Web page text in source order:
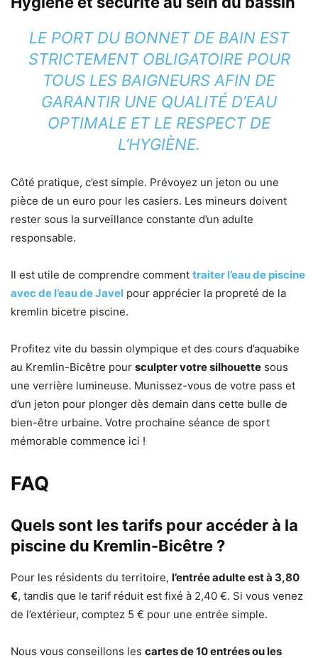
LE PORT DU BONNET DE BAIN EST
STRICTEMENT OBLIGATOIRE POUR
TOUS LES BAIGNEURS AFIN DE
GARANTIR UNE QUALITÉ D’EAU
OPTIMALE ET LE RESPECT DE
L’HYGIÈNE.
Côté pratique, c’est simple. Prévoyez un jeton ou une
pièce de un euro pour les casiers. Les mineurs doivent
rester sous la surveillance constante d’un adulte
responsable.
Il est utile de comprendre comment traiter l’eau de piscine
avec de l’eau de Javel pour apprécier la propreté de la
kremlin bicetre piscine.
Profitez vite du bassin olympique et des cours d’aquabike
au Kremlin-Bicêtre pour sculpter votre silhouette sous
une verrière lumineuse. Munissez-vous de votre pass et
d’un jeton pour plonger dès demain dans cette bulle de
bien-être urbaine. Votre prochaine séance de sport
mémorable commence ici !
FAQ
Quels sont les tarifs pour accéder à la
piscine du Kremlin-Bicêtre ?
Pour les résidents du territoire, l’entrée adulte est à 3,80
€, tandis que le tarif réduit est fixé à 2,40 €. Si vous venez
de l’extérieur, comptez 5 € pour une entrée simple.
Nous vous conseillons les cartes de 10 entrées ou les